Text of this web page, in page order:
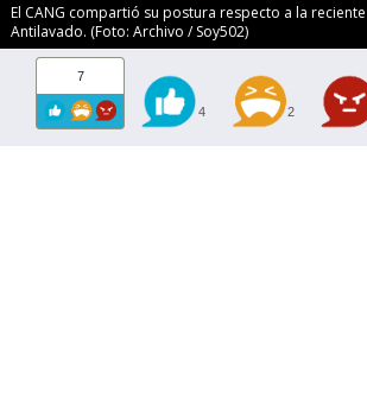
El CANG compartió su postura respecto a la
Antilavado. (Foto: Archivo / Soy502)
7
4 2